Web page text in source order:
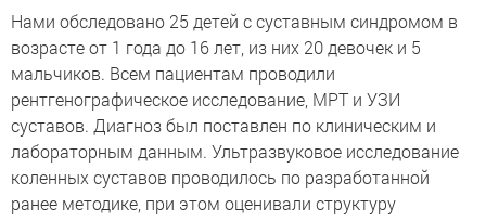
Нами обследовано 25 детей с суставным синдромом в
возрасте от 1 года до 16 лет, из них 20 девочек и 5
мальчиков. Всем пациентам проводили
рентгенографическое исследование, МРТ и УЗИ
суставов. Диагноз был поставлен по клиническим и
лабораторным данным. Ультразвуковое исследование
коленных суставов проводилось по разработанной
ранее методике, при этом оценивали структуру